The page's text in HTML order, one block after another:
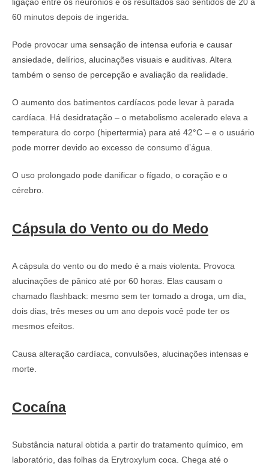
60 minutos depois de ingerida.
Pode provocar uma sensação de intensa euforia e causar
ansiedade, delírios, alucinações visuais e auditivas. Altera
também o senso de percepção e avaliação da realidade.
O aumento dos batimentos cardíacos pode levar à parada
cardíaca. Há desidratação – o metabolismo acelerado eleva a
temperatura do corpo (hipertermia) para até 42°C – e o usuário
pode morrer devido ao excesso de consumo d’água.
O uso prolongado pode danificar o fígado, o coração e o
cérebro.
Cápsula do Vento ou do Medo
A cápsula do vento ou do medo é a mais violenta. Provoca
alucinações de pânico até por 60 horas. Elas causam o
chamado flashback: mesmo sem ter tomado a droga, um dia,
dois dias, três meses ou um ano depois você pode ter os
mesmos efeitos.
Causa alteração cardíaca, convulsões, alucinações intensas e
morte.
Cocaína
Substância natural obtida a partir do tratamento químico, em
laboratório, das folhas da Erytroxylum coca. Chega até o